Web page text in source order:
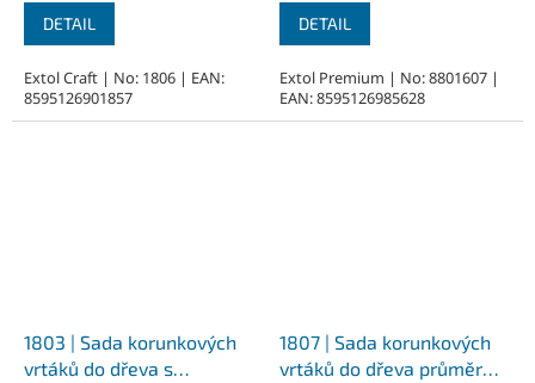
DETAIL
Extol Craft | No: 1806 | EAN:
8595126901857
DETAIL
Extol Premium | No: 8801607 |
EAN: 8595126985628
1803 | Sada korunkových
vrtáků do dřeva s
1807 | Sada korunkových
vrtáků do dřeva průměr